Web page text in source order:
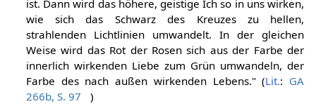
ist. Dann wird das höhere, geistige Ich so in uns wirken,
wie sich das Schwarz des Kreuzes zu hellen,
strahlenden Lichtlinien umwandelt. In der gleichen
Weise wird das Rot der Rosen sich aus der Farbe der
innerlich wirkenden Liebe zum Grün umwandeln, der
Farbe des nach außen wirkenden Lebens." (Lit.: GA
266b, S. 97
)